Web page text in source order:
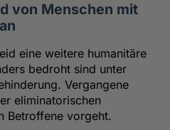
von Menschen mit
eine weitere humanitäre
bedroht sind unter
Vergangene
eliminatorischen
Betroffene vorgeht.